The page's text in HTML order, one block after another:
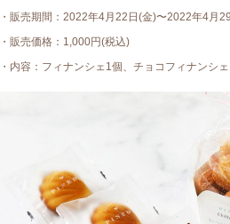
・販売期間：2022年4月22日(金)〜2022年4月
・販売価格：1,000円(税込)
・内容：フィナンシェ1個、チョコフィナンシ